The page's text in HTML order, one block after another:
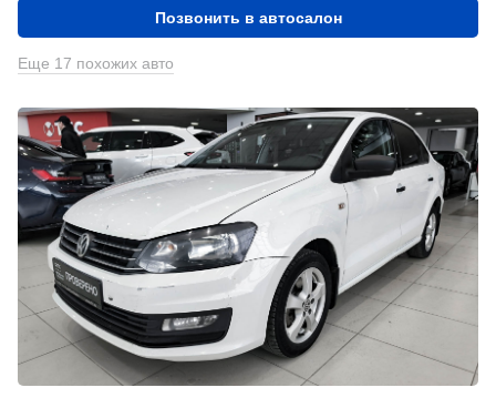
Позвонить в автосалон
Еще 17 похожих авто